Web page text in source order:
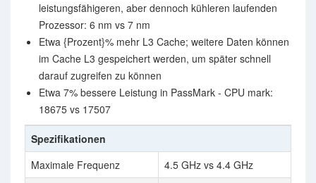
leistungsfähigeren, aber dennoch kühleren laufenden
Prozessor: 6 nm vs 7 nm
Etwa {Prozent}% mehr L3 Cache; weitere Daten können
im Cache L3 gespeichert werden, um später schnell
darauf zugreifen zu können
Etwa 7% bessere Leistung in PassMark - CPU mark:
18675 vs 17507
Spezifikationen
Maximale Frequenz
4.5 GHz vs 4.4 GHz